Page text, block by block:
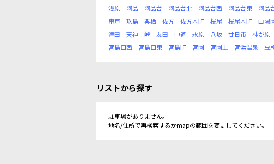
浅原
阿品 阿品台 阿品台北 阿品台西 阿品台東 阿品
串戸
玖島 栗栖 佐方 佐方本町 桜尾 桜尾本町 山陽
津田
天神 峠 友田 中道 永原 八坂 廿日市 林が原
宮島口西
宮島口東 宮島町 宮園 宮園上 宮浜温泉 虫
リストから探す
駐車場がありません。
地名/住所で再検索するかmapの範囲を変更してください。